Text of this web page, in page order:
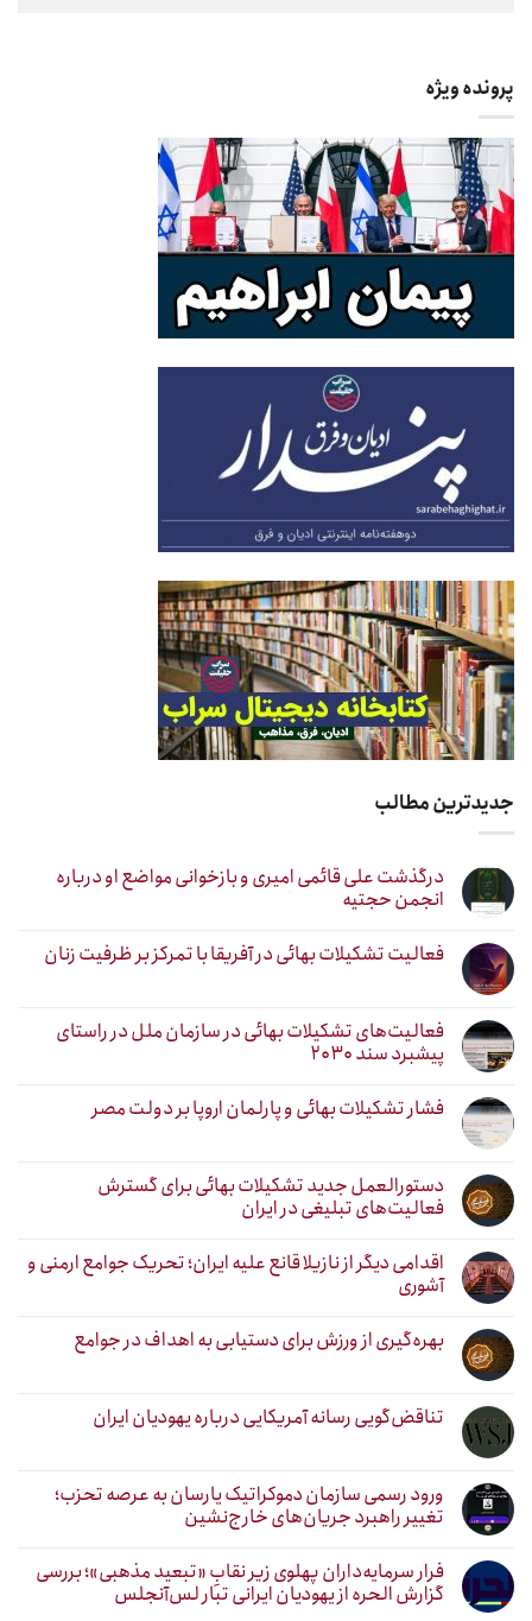
پرونده ویژه
جدیدترین مطالب
درگذشت علی قائمی امیری و بازخوانی مواضع او درباره
انجمن حجتیه
فعالیت تشکیلات بهائی در آفریقا با تمرکز بر ظرفیت زنان
فعالیت‌های تشکیلات بهائی در سازمان ملل در راستای
پیشبرد سند ۲۰۳۰
فشار تشکیلات بهائی و پارلمان اروپا بر دولت مصر
دستورالعمل جدید تشکیلات بهائی برای گسترش
فعالیت‌های تبلیغی در ایران
اقدامی دیگر از نازیلا قانع علیه ایران؛ تحریک جوامع ارمنی و
آشوری
بهره‌گیری از ورزش برای دستیابی به اهداف در جوامع
تناقض‌گویی رسانه آمریکایی درباره یهودیان ایران
ورود رسمی سازمان دموکراتیک یارسان به عرصه تحزب؛
تغییر راهبرد جریان‌های خارج‌نشین
فرار سرمایه‌داران پهلوی زیر نقابِ «تبعید مذهبی»؛ بررسی
گزارش الحره از یهودیان ایرانی تبار لس‌آنجلس